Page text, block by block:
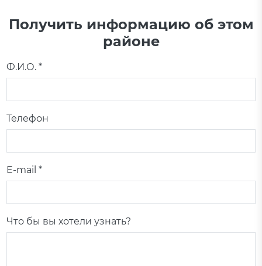
Получить информацию об этом
районе
Ф.И.О. *
Телефон
E-mail *
Что бы вы хотели узнать?